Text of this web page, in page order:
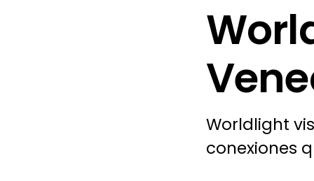
Worldlight
conexiones